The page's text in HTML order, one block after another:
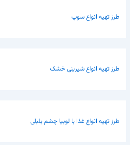
طرز تهیه انواع سوپ
طرز تهیه انواع شیرینی خشک
طرز تهیه انواع غذا با لوبیا چشم بلبلی